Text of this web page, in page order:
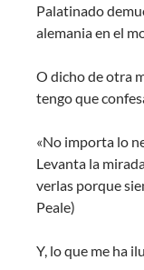
Palatinado
alemania en el
O dicho de otra
tengo que
«No importa lo
Levanta la
verlas porque
Peale)
Y, lo que me ha